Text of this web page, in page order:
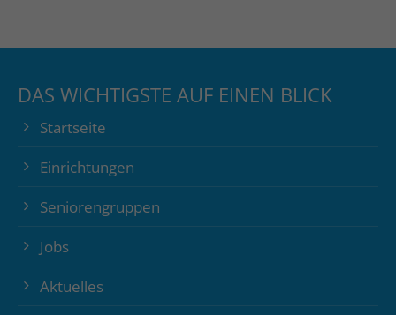
DAS WICHTIGSTE AUF EINEN BLICK
Startseite
Einrichtungen
Seniorengruppen
Jobs
Aktuelles